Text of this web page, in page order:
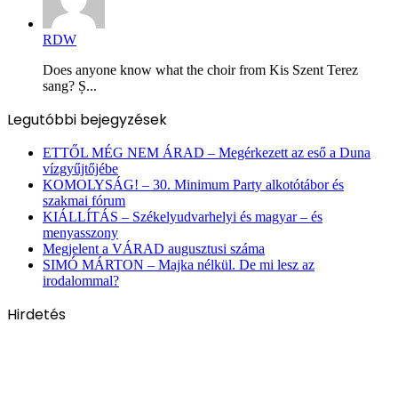
RDW
Does anyone know what the choir from Kis Szent Terez
sang? Ș...
Legutóbbi bejegyzések
ETTŐL MÉG NEM ÁRAD – Megérkezett az eső a Duna
vízgyűjtőjébe
KOMOLYSÁG! – 30. Minimum Party alkotótábor és
szakmai fórum
KIÁLLÍTÁS – Székelyudvarhelyi és magyar – és
menyasszony
Megjelent a VÁRAD augusztusi száma
SIMÓ MÁRTON – Majka nélkül. De mi lesz az
irodalommal?
Hirdetés